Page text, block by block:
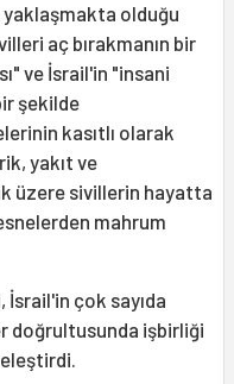
yaklaşmakta olduğu
aç bırakmanın bir
ve İsrail'in "insani
şekilde
kasıtlı olarak
yakıt ve
üzere sivillerin hayatta
mahrum
İsrail'in çok sayıda
doğrultusunda işbirliği